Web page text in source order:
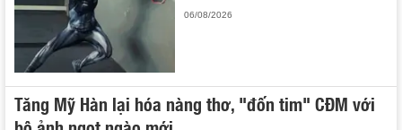
06/08/2026
Tăng Mỹ Hàn lại hóa nàng thơ, "đốn tim" CĐM với